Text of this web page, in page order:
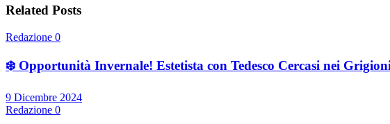
Related Posts
Redazione 0
❄️ Opportunità Invernale! Estetista con Tedesco Cercasi nei
9 Dicembre 2024
Redazione 0